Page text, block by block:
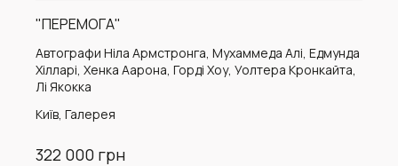
"ПЕРЕМОГА"
Автографи Ніла Армстронга, Мухаммеда Алі, Едмунда
Хілларі, Хенка Аарона, Горді Хоу, Уолтера Кронкайта,
Лі Якокка
Київ, Галерея
322 000 грн